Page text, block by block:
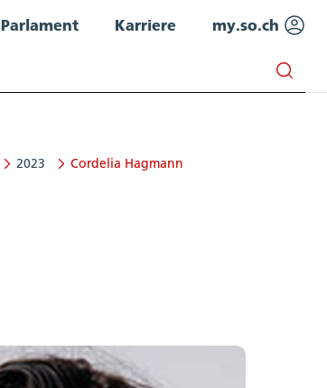
Parlament Karriere my.so.ch
2023 Cordelia Hagmann